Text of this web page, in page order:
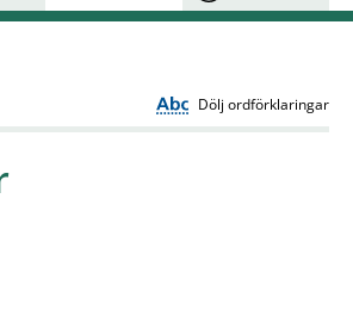
Dölj ordförklaringar